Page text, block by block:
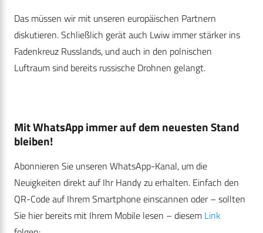
Das müssen wir mit unseren europäischen Partnern
diskutieren. Schließlich gerät auch Lwiw immer stärker ins
Fadenkreuz Russlands, und auch in den polnischen
Luftraum sind bereits russische Drohnen gelangt.
Mit WhatsApp immer auf dem neuesten Stand
bleiben!
Abonnieren Sie unseren WhatsApp-Kanal, um die
Neuigkeiten direkt auf Ihr Handy zu erhalten. Einfach den
QR-Code auf Ihrem Smartphone einscannen oder – sollten
Sie hier bereits mit Ihrem Mobile lesen – diesem Link